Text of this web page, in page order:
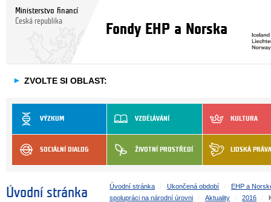
Ministerstvo financí
Česká republika
Fondy EHP a Norska
► ZVOLTE SI OBLAST:
VÝZKUM VZDĚLÁVÁNÍ KULTURA
SOCIÁLNÍ DIALOG ŽIVOTNÍ PROSTŘEDÍ LIDSKÁ PRÁVA
Úvodní stránka
Úvodní stránka Ukončená období
EHP a
spolupráci na národní úrovni
Aktuality 2016